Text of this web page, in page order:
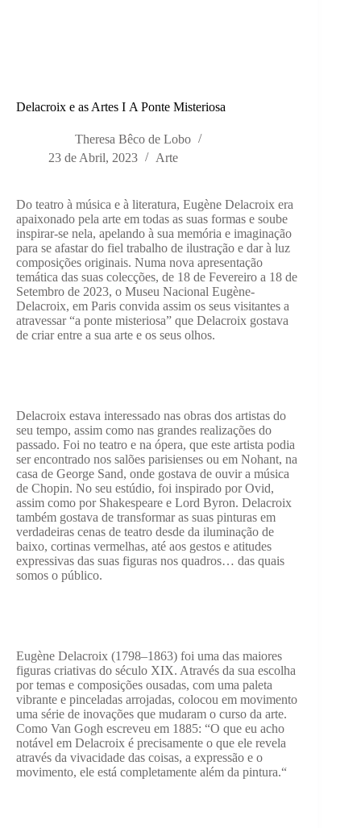
Delacroix e as Artes I A Ponte Misteriosa
Theresa Bêco de Lobo
23 de Abril, 2023
Arte
Do teatro à música e à literatura, Eugène Delacroix era
apaixonado pela arte em todas as suas formas e soube
inspirar-se nela, apelando à sua memória e imaginação
para se afastar do fiel trabalho de ilustração e dar à luz
composições originais. Numa nova apresentação
temática das suas colecções, de 18 de Fevereiro a 18 de
Setembro de 2023, o Museu Nacional Eugène-
Delacroix, em Paris convida assim os seus visitantes a
atravessar “a ponte misteriosa” que Delacroix gostava
de criar entre a sua arte e os seus olhos.
Delacroix estava interessado nas obras dos artistas do
seu tempo, assim como nas grandes realizações do
passado. Foi no teatro e na ópera, que este artista podia
ser encontrado nos salões parisienses ou em Nohant, na
casa de George Sand, onde gostava de ouvir a música
de Chopin. No seu estúdio, foi inspirado por Ovid,
assim como por Shakespeare e Lord Byron. Delacroix
também gostava de transformar as suas pinturas em
verdadeiras cenas de teatro desde da iluminação de
baixo, cortinas vermelhas, até aos gestos e atitudes
expressivas das suas figuras nos quadros… das quais
somos o público.
Eugène Delacroix (1798–1863) foi uma das maiores
figuras criativas do século XIX. Através da sua escolha
por temas e composições ousadas, com uma paleta
vibrante e pinceladas arrojadas, colocou em movimento
uma série de inovações que mudaram o curso da arte.
Como Van Gogh escreveu em 1885: “O que eu acho
notável em Delacroix é precisamente o que ele revela
através da vivacidade das coisas, a expressão e o
movimento, ele está completamente além da pintura.“